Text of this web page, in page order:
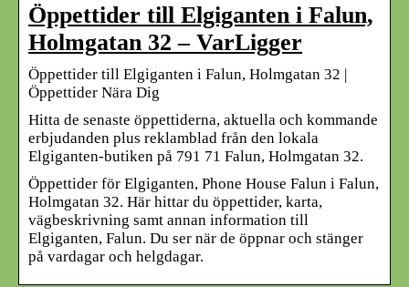
Öppettider till Elgiganten i Falun,
Holmgatan 32 – VarLigger
Öppettider till Elgiganten i Falun, Holmgatan 32 |
Öppettider Nära Dig
Hitta de senaste öppettiderna, aktuella och kommande
erbjudanden plus reklamblad från den lokala
Elgiganten-butiken på 791 71 Falun, Holmgatan 32.
Öppettider för Elgiganten, Phone House Falun i Falun,
Holmgatan 32. Här hittar du öppettider, karta,
vägbeskrivning samt annan information till
Elgiganten, Falun. Du ser när de öppnar och stänger
på vardagar och helgdagar.